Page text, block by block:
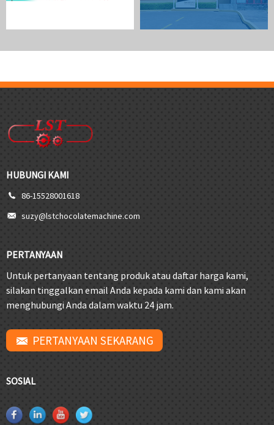
HUBUNGI KAMI
86-15528001618
suzy@lstchocolatemachine.com
PERTANYAAN
Untuk pertanyaan tentang produk atau daftar harga kami,
silakan tinggalkan email Anda kepada kami dan kami akan
menghubungi Anda dalam waktu 24 jam.
PERTANYAAN SEKARANG
SOSIAL